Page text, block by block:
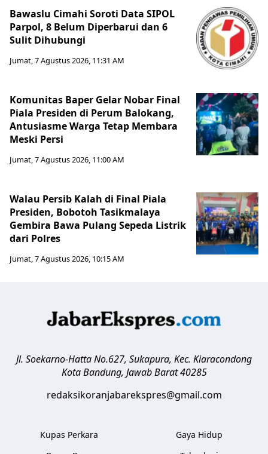
Bawaslu Cimahi Soroti Data SIPOL
Parpol, 8 Belum Diperbarui dan 6
Sulit Dihubungi
Jumat, 7 Agustus 2026, 11:31 AM
Komunitas Baper Gelar Nobar Final
Piala Presiden di Perum Balokang,
Antusiasme Warga Tetap Membara
Meski Persi
Jumat, 7 Agustus 2026, 11:00 AM
Walau Persib Kalah di Final Piala
Presiden, Bobotoh Tasikmalaya
Gembira Bawa Pulang Sepeda Listrik
dari Polres
Jumat, 7 Agustus 2026, 10:15 AM
Jl. Soekarno-Hatta No.627, Sukapura, Kec. Kiaracondong
Kota Bandung, Jawab Barat 40285
redaksikoranjabarekspres@gmail.com
Kupas Perkara
Gaya Hidup